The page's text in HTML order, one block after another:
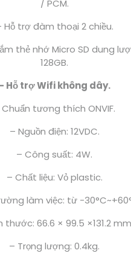
/ PCM.
Hỗ trợ đàm thoại 2 chiều.
thẻ nhớ Micro SD dung
128GB.
Hỗ trợ Wifi không dây.
tương thích ONVIF.
– Nguồn điện: 12VDC.
– Công suất: 4W.
– Chất liệu: Vỏ plastic.
làm việc: từ -
thước: 66.6 × 99.5 ×131.2
– Trọng lượng: 0.4kg.